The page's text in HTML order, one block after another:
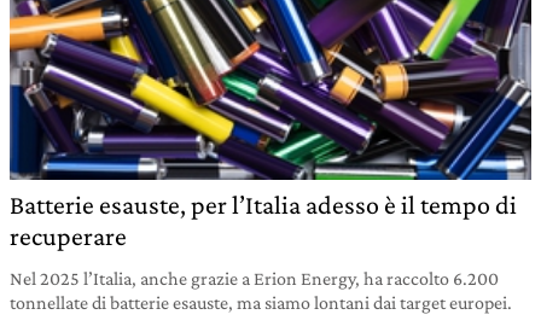
Batterie esauste, per l’Italia adesso è il tempo di
recuperare
Nel 2025 l’Italia, anche grazie a Erion Energy, ha raccolto 6.200
tonnellate di batterie esauste, ma siamo lontani dai target europei.